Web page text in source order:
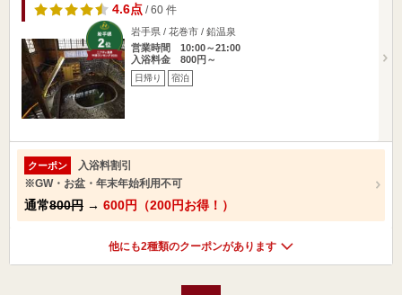
4.6点/ 60 件
岩手県 / 花巻市 / 鉛温泉
営業時間 10:00～21:00
入浴料金 800円～
日帰り 宿泊
クーポン
入浴料割引
※GW・お盆・年末年始利用不可
通常800円 → 600円（200円お得！）
他にも2種類のクーポンがあります